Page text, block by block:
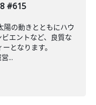
#615
陽の動きとともにハウ
エントなど、良質な
となります。
...